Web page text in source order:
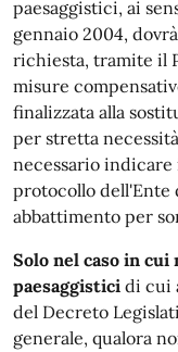
paesaggistici, ai
gennaio 2004,
richiesta, tramite il
misure
finalizzata alla
per stretta
necessario
protocollo dell'Ente
abbattimento per
Solo nel caso in cui
paesaggistici di cui
del Decreto
generale, qualora